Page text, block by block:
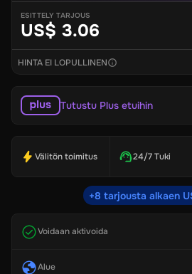
ESITTELY TARJOUS
US$ 3.06
HINTA EI LOPULLINEN
Tutustu Plus etuihin
Välitön toimitus 24/7 Tuki
+8 tarjousta alkaen
Voidaan aktivoida
Alue